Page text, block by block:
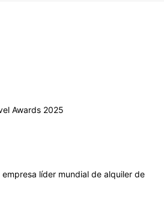
Awards 2025
empresa líder mundial de alquiler de